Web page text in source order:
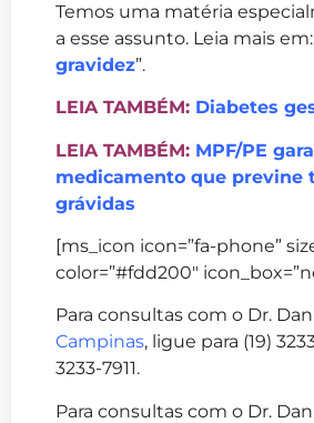
Temos uma matéria
a esse assunto. Leia mais em:
gravidez”.
LEIA TAMBÉM: Diabetes
LEIA TAMBÉM: MPF/PE
medicamento que previne
grávidas
[ms_icon icon=”fa-phone”
color=”#fdd200″
Para consultas com o Dr.
Campinas, ligue para (19)
3233-7911.
Para consultas com o Dr.